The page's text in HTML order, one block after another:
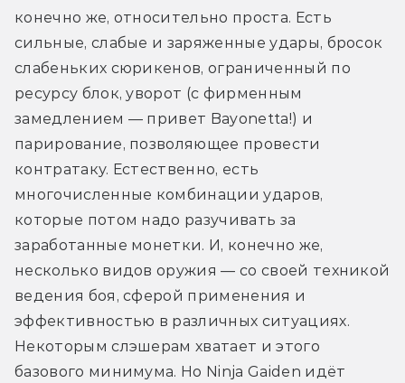
конечно же, относительно проста. Есть
сильные, слабые и заряженные удары, бросок
слабеньких сюрикенов, ограниченный по
ресурсу блок, уворот (с фирменным
замедлением — привет Bayonetta!) и
парирование, позволяющее провести
контратаку. Естественно, есть
многочисленные комбинации ударов,
которые потом надо разучивать за
заработанные монетки. И, конечно же,
несколько видов оружия — со своей техникой
ведения боя, сферой применения и
эффективностью в различных ситуациях.
Некоторым слэшерам хватает и этого
базового минимума. Но Ninja Gaiden идёт